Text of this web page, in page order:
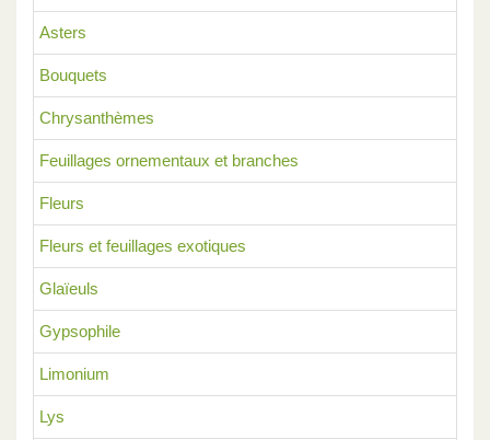
Asters
Bouquets
Chrysanthèmes
Feuillages ornementaux et branches
Fleurs
Fleurs et feuillages exotiques
Glaïeuls
Gypsophile
Limonium
Lys